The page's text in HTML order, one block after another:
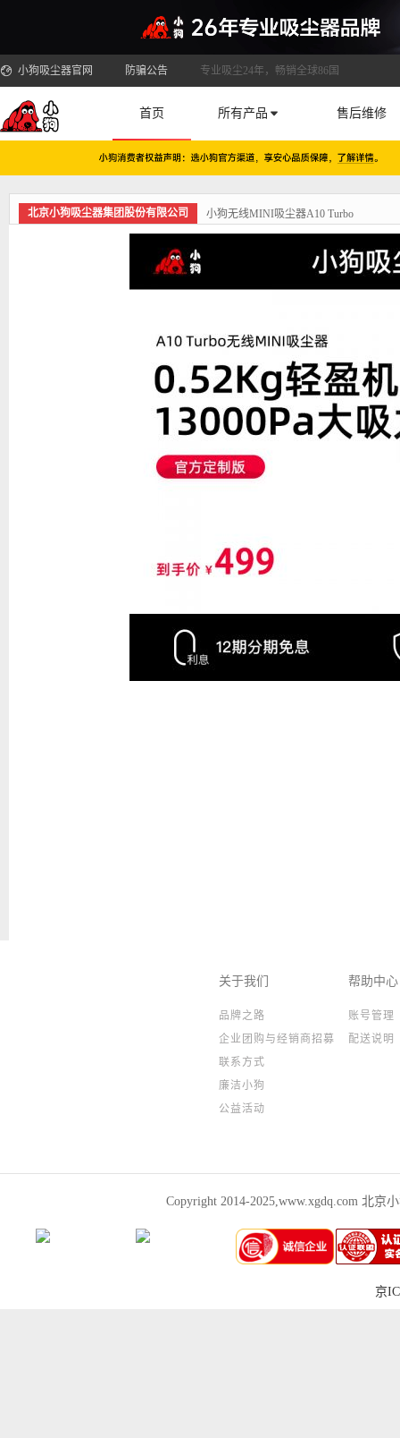
小狗吸尘器官网 防骗公告 专业吸尘24年，畅销全球86国
首页 所有产品 售后维修
北京小狗吸尘器集团股份有限公司 小狗无线MINI吸尘器A10 Turbo
关于我们
品牌之路
企业团购与经销商招募
联系方式
廉洁小狗
公益活动
帮助中心
账号管理
配送说明
Copyright 2014-2025,www.xgdq.com 北京
京